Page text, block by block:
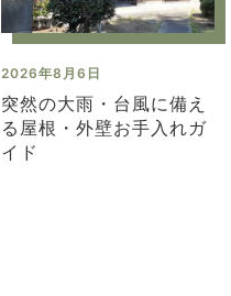
2026年8月6日
突然の大雨・台風に備え
る屋根・外壁お手入れガ
イド